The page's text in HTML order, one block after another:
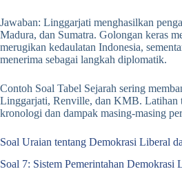
Jawaban: Linggarjati menghasilkan
Madura, dan Sumatra. Golongan keras
merugikan kedaulatan Indonesia,
menerima sebagai langkah diplomatik.
Contoh Soal Tabel Sejarah sering
Linggarjati, Renville, dan KMB. Latihan
kronologi dan dampak masing-masing
Soal Uraian tentang Demokrasi Liberal
Soal 7: Sistem Pemerintahan Demokrasi